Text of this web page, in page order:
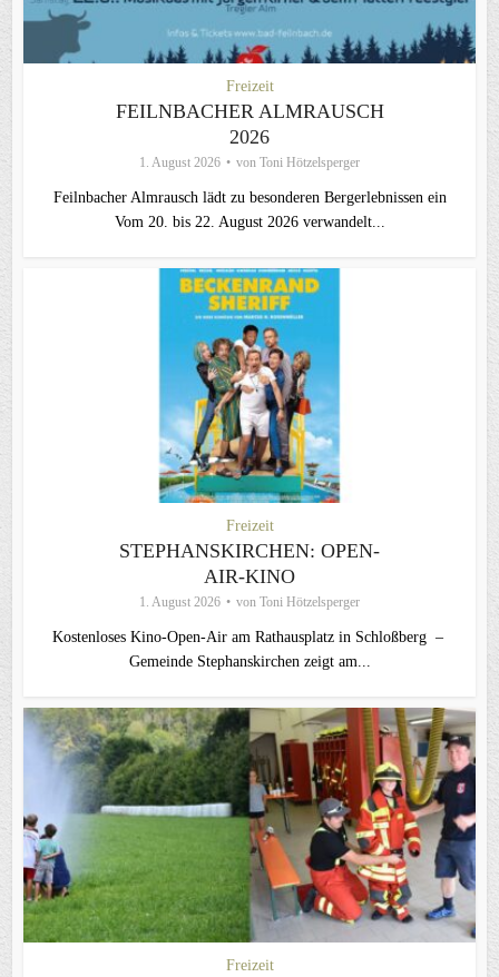
Freizeit
FEILNBACHER ALMRAUSCH
2026
1. August 2026 von Toni Hötzelsperger
Feilnbacher Almrausch lädt zu besonderen Bergerlebnissen ein
Vom 20. bis 22. August 2026 verwandelt...
Freizeit
STEPHANSKIRCHEN: OPEN-
AIR-KINO
1. August 2026 von Toni Hötzelsperger
Kostenloses Kino-Open-Air am Rathausplatz in Schloßberg –
Gemeinde Stephanskirchen zeigt am...
Freizeit